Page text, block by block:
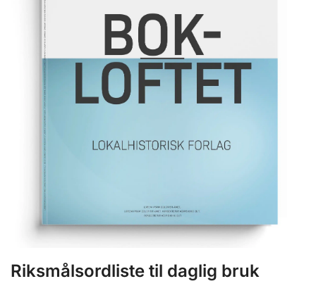
Riksmålsordliste til daglig bruk